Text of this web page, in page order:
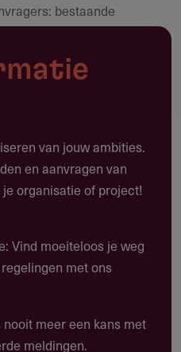
bestaande
1 oktober 2026 |
gebruiken?
tot € 4.764.090 voor het
en organisatie
medewerkers
te verbinden
van jouw ambities.
en aanvragen van
organisatie of project!
Vind moeiteloos je weg
met ons
meer een kans met
meldingen.